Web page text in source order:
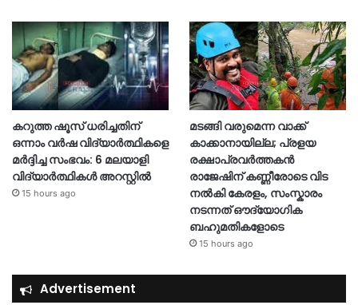
കറുത്ത ഷൂസ് ധരിച്ചതിന്
ഒന്നാം വർഷ വിദ്യാർത്ഥികളെ
മർദ്ദിച്ച സംഭവം: 6 മലയാളി
വിദ്യാർത്ഥികൾ അറസ്റ്റിൽ
15 hours ago
മടങ്ങി വരുമെന്ന വാക്ക്
കാക്കാനായില്ല; പ്രളയ
രക്ഷാപ്രവർത്തകൻ
രാജേഷിന് കണ്ണീരോടെ വിട
നൽകി കേരളം, സംസ്കാരം
നടന്നത് ഔദ്യോ​ഗിക
ബഹുമതികളോടെ
15 hours ago
Advertisement